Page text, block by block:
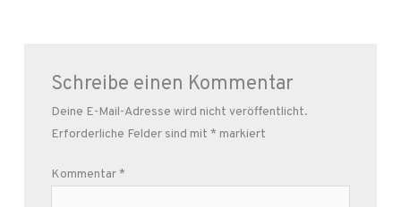
Schreibe einen Kommentar
Deine E-Mail-Adresse wird nicht veröffentlicht.
Erforderliche Felder sind mit * markiert
Kommentar*